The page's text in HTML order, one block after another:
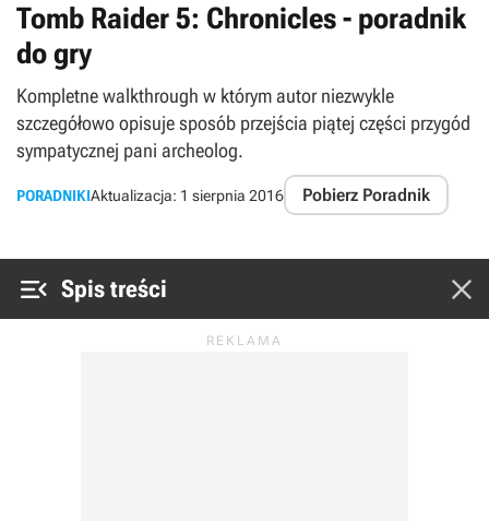
Tomb Raider 5: Chronicles - poradnik
do gry
Kompletne walkthrough w którym autor niezwykle
szczegółowo opisuje sposób przejścia piątej części przygód
sympatycznej pani archeolog.
PORADNIKIAktualizacja: 1 sierpnia 2016 Pobierz Poradnik
 Spis treści 